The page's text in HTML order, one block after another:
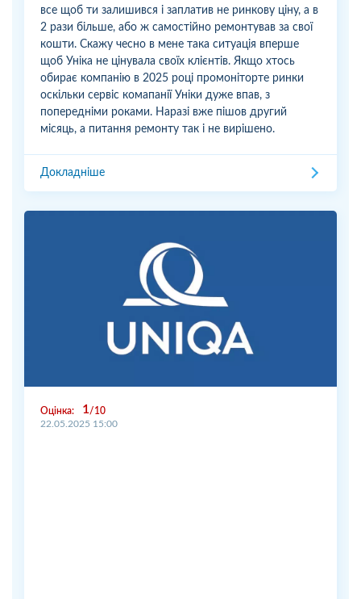
все щоб ти залишився і заплатив не ринкову ціну, а в
2 рази більше, або ж самостійно ремонтував за свої
кошти. Скажу чесно в мене така ситуація вперше
щоб Уніка не цінувала своїх клієнтів. Якщо хтось
обирає компанію в 2025 році промоніторте ринки
оскільки сервіс комапанії Уніки дуже впав, з
попередніми роками. Наразі вже пішов другий
місяць, а питання ремонту так і не вирішено.
Докладніше
Оцінка: 1
10
22.05.2025 15:00